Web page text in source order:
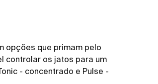
opções que primam pelo
controlar os jatos para um
- concentrado e Pulse -